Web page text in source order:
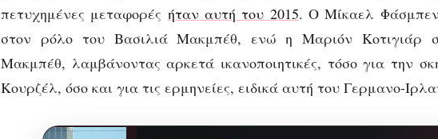
πετυχημένες μεταφορές ήταν αυτή του 2015. Ο Μίκαελ
στον ρόλο του Βασιλιά Μακμπέθ, ενώ η Μαριόν Κοτιγιάρ
Μακμπέθ, λαμβάνοντας αρκετά ικανοποιητικές, τόσο για την
Κουρζέλ, όσο και για τις ερμηνείες, ειδικά αυτή του Γερμανο-